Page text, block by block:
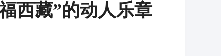
西藏”的动人乐章